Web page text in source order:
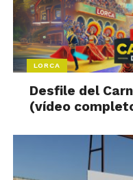
LORCA
Desfile del
(vídeo